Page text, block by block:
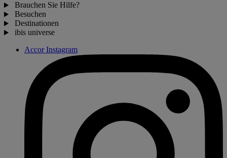
Brauchen Sie Hilfe?
Besuchen
Destinationen
ibis universe
Accor Instagram